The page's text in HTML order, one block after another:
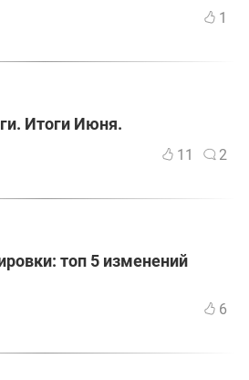
1
Итоги Июня.
11 2
топ 5 изменений
6